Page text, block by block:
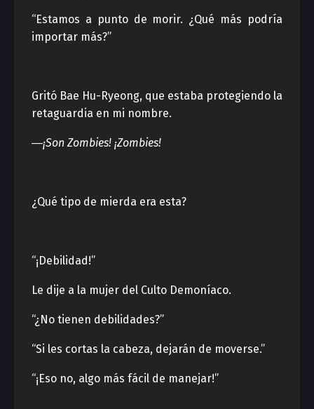
“Estamos a punto de morir. ¿Qué más podría
importar más?”
Gritó Bae Hu-Ryeong, que estaba protegiendo la
retaguardia en mi nombre.
―¡Son Zombies! ¡Zombies!
¿Qué tipo de mierda era esta?
“¡Debilidad!”
Le dije a la mujer del Culto Demoníaco.
“¿No tienen debilidades?”
“Si les cortas la cabeza, dejarán de moverse.”
“¡Eso no, algo más fácil de manejar!”